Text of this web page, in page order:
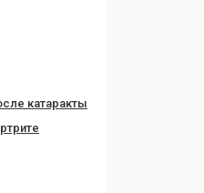
катаракты